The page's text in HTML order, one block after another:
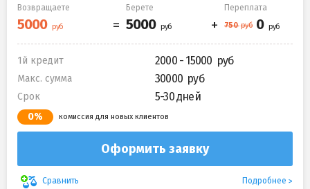
Возвращаете Берете Переплата
1й кредит 2000 - 15000
Макс. сумма 30000
Срок 5-30 дней
0% комиссия для новых клиентов
Оформить заявку
Сравнить Подробнее